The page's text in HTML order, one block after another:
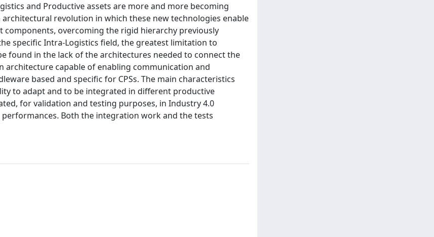
and Productive assets are more and more becoming
revolution in which these new technologies enable
overcoming the rigid hierarchy previously
specific Intra-Logistics field, the greatest limitation to
found in the lack of the architectures needed to connect the
capable of enabling communication and
based and specific for CPSs. The main characteristics
to adapt and to be integrated in different productive
for validation and testing purposes, in Industry 4.0
Both the integration work and the tests